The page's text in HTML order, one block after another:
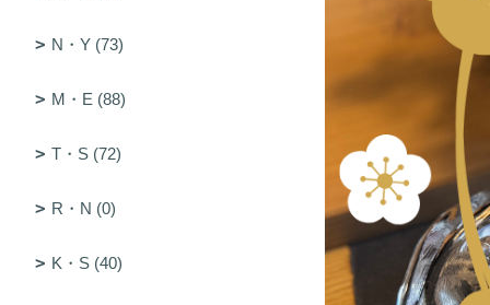
N・Y (73)
M・E (88)
T・S (72)
R・N (0)
K・S (40)